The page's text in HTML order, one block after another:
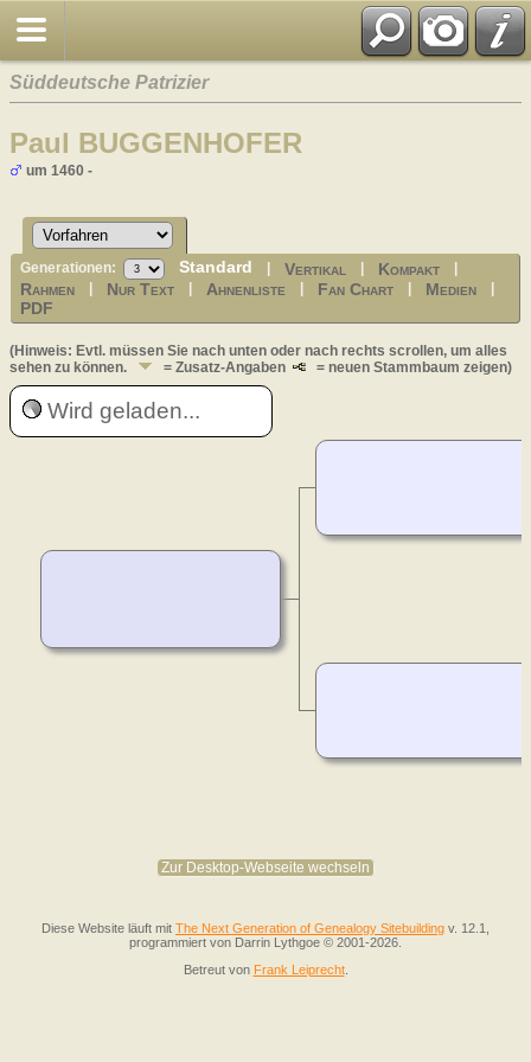
Süddeutsche Patrizier
Paul BUGGENHOFER
um 1460 -
Generationen: Standard |Vertikal Kompakt
Rahmen Nur Text Ahnenliste Fan Chart Medien
PDF
(Hinweis: Evtl. müssen Sie nach unten oder nach rechts scrollen, um alles
sehen zu können.
= Zusatz-Angaben = neuen Stammbaum zeigen)
Wird geladen...
Zur Desktop-Webseite wechseln
Diese Website läuft mit The Next Generation of Genealogy Sitebuilding v. 12.1,
programmiert von Darrin Lythgoe © 2001-2026.
Betreut von Frank Leiprecht.